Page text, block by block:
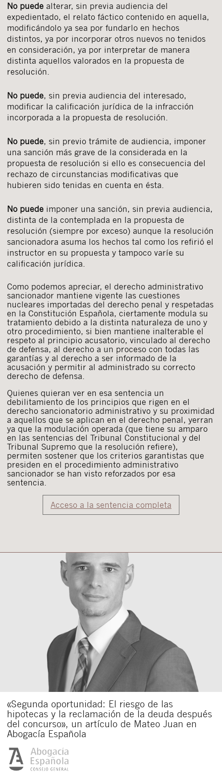
No puede alterar, sin previa audiencia del
expedientado, el relato fáctico contenido en aquella,
modificándolo ya sea por fundarlo en hechos
distintos, ya por incorporar otros nuevos no tenidos
en consideración, ya por interpretar de manera
distinta aquellos valorados en la propuesta de
resolución.
No puede, sin previa audiencia del interesado,
modificar la calificación jurídica de la infracción
incorporada a la propuesta de resolución.
No puede, sin previo trámite de audiencia, imponer
una sanción más grave de la considerada en la
propuesta de resolución si ello es consecuencia del
rechazo de circunstancias modificativas que
hubieren sido tenidas en cuenta en ésta.
No puede imponer una sanción, sin previa audiencia,
distinta de la contemplada en la propuesta de
resolución (siempre por exceso) aunque la resolución
sancionadora asuma los hechos tal como los refirió el
instructor en su propuesta y tampoco varíe su
calificación jurídica.
Como podemos apreciar, el derecho administrativo
sancionador mantiene vigente las cuestiones
nucleares importadas del derecho penal y respetadas
en la Constitución Española, ciertamente modula su
tratamiento debido a la distinta naturaleza de uno y
otro procedimiento, si bien mantiene inalterable el
respeto al principio acusatorio, vinculado al derecho
de defensa, al derecho a un proceso con todas las
garantías y al derecho a ser informado de la
acusación y permitir al administrado su correcto
derecho de defensa.
Quienes quieran ver en esa sentencia un
debilitamiento de los principios que rigen en el
derecho sancionatorio administrativo y su proximidad
a aquellos que se aplican en el derecho penal, yerran
ya que la modulación operada (que tiene su amparo
en las sentencias del Tribunal Constitucional y del
Tribunal Supremo que la resolución refiere),
permiten sostener que los criterios garantistas que
presiden en el procedimiento administrativo
sancionador se han visto reforzados por esa
sentencia.
Acceso a la sentencia completa
«Segunda oportunidad: El riesgo de las
hipotecas y la reclamación de la deuda después
del concurso», un artículo de Mateo Juan en
Abogacía Española